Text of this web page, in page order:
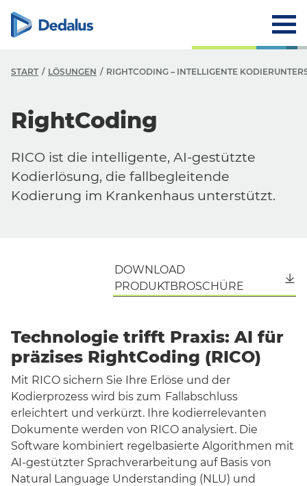
START LÖSUNGEN RIGHTCODING – INTELLIGENTE
RightCoding
RICO ist die intelligente, AI-gestützte
Kodierlösung, die fallbegleitende
Kodierung im Krankenhaus unterstützt.
DOWNLOAD
PRODUKTBROSCHÜRE
Technologie trifft Praxis: AI für
präzises RightCoding (RICO)
Mit RICO sichern Sie Ihre Erlöse und der
Kodierprozess wird bis zum Fallabschluss
erleichtert und verkürzt. Ihre kodierrelevanten
Dokumente werden von RICO analysiert. Die
Software kombiniert regelbasierte Algorithmen mit
AI-gestützter Sprachverarbeitung auf Basis von
Natural Language Understanding (NLU) und